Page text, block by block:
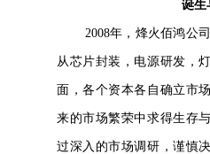
诞生
2008年，烽火佰鸿公
从芯片封装，电源研发，
面，各个资本各自确立市
来的市场繁荣中求得生存
过深入的市场调研，谨慎